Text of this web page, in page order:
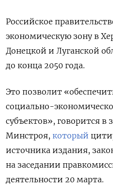
Российское
экономическую зону в
Донецкой и Луганской
до конца 2050 года.
Это позволит
социально-
субъектов», говорится в
Минстроя, который
источника издания,
на заседании
деятельности 20 марта.